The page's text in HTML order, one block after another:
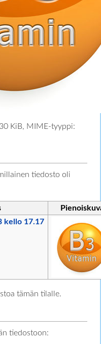
KiB, MIME-tyyppi:
tiedosto oli
kello 17.17
tämän tilalle.
tiedostoon: